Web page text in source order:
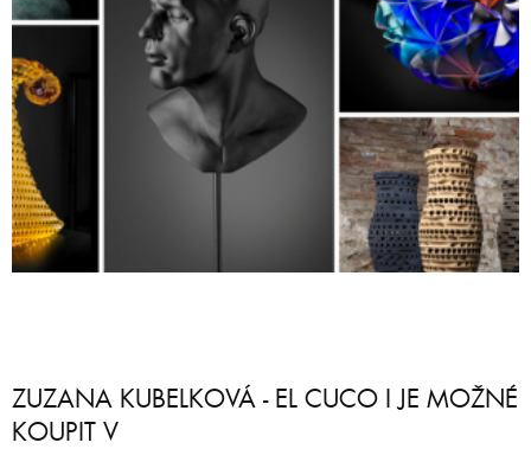
ZUZANA KUBELKOVÁ - EL CUCO I JE MOŽNÉ
KOUPIT V